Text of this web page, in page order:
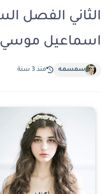
اسماعيل موسي
سمسمه منذ 3 سنة